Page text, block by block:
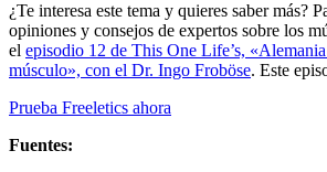
¿Te interesa este tema y quieres saber más?
opiniones y consejos de expertos sobre los
el episodio 12 de This One Life’s, «Alemania
músculo», con el Dr. Ingo Froböse. Este
Prueba Freeletics ahora
Fuentes: